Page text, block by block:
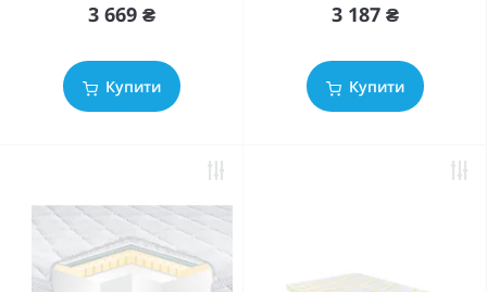
3 669 ₴
Купити
3 187 ₴
Купити